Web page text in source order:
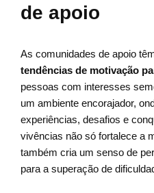
de apoio
As comunidades de apoio
tendências de motivação
pessoas com interesses
um ambiente encorajador,
experiências, desafios e
vivências não só fortalece a
também cria um senso de
para a superação de